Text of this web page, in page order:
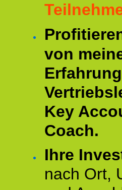
von
Key
Coach.
Ihre
nach Ort,